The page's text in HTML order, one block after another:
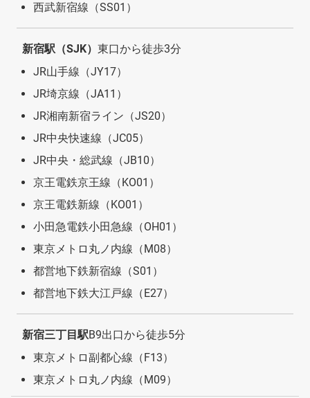
西武新宿線（SS01）
新宿駅（SJK） 東口から徒歩3分
JR山手線（JY17）
JR埼京線（JA11）
JR湘南新宿ライン（JS20）
JR中央快速線（JC05）
JR中央・総武線（JB10）
京王電鉄京王線（KO01）
京王電鉄新線（KO01）
小田急電鉄小田急線（OH01）
東京メトロ丸ノ内線（M08）
都営地下鉄新宿線（S01）
都営地下鉄大江戸線（E27）
新宿三丁目駅B9出口から徒歩5分
東京メトロ副都心線（F13）
東京メトロ丸ノ内線（M09）